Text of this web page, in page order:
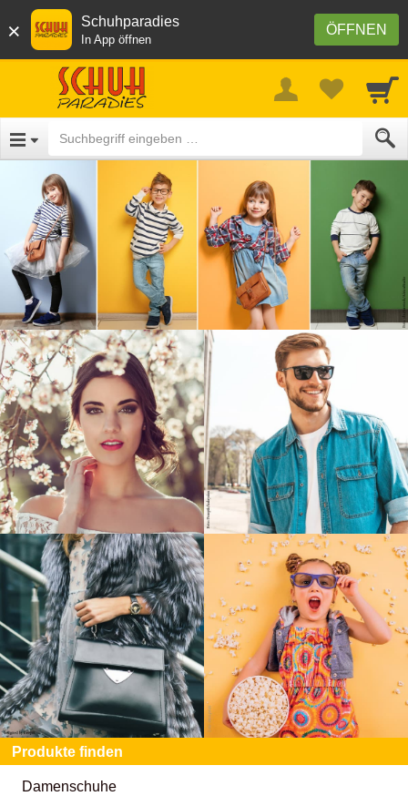
× ÖFFNEN
Schuhparadies
In App öffnen
Produkte finden
Damenschuhe